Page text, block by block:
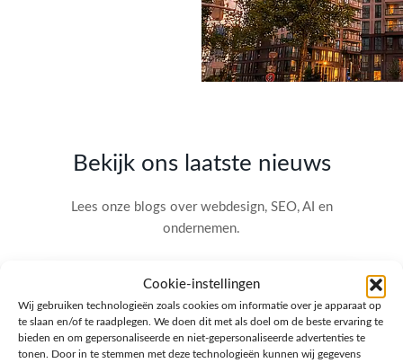
Cookie-instellingen
Wij gebruiken technologieën zoals cookies om informatie over je apparaat op
te slaan en/of te raadplegen. We doen dit met als doel om de beste ervaring te
bieden en om gepersonaliseerde en niet-gepersonaliseerde advertenties te
tonen. Door in te stemmen met deze technologieën kunnen wij gegevens
Bekijk ons laatste nieuws
Lees onze blogs over webdesign, SEO, AI en
ondernemen.